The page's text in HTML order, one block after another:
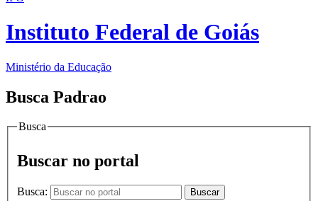
Instituto Federal de Goiás
Ministério da Educação
Busca Padrao
Busca
Buscar no portal
Busca: Buscar